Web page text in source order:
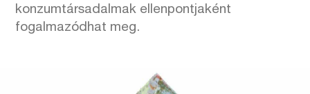
konzumtársadalmak ellenpontjaként
fogalmazódhat meg.